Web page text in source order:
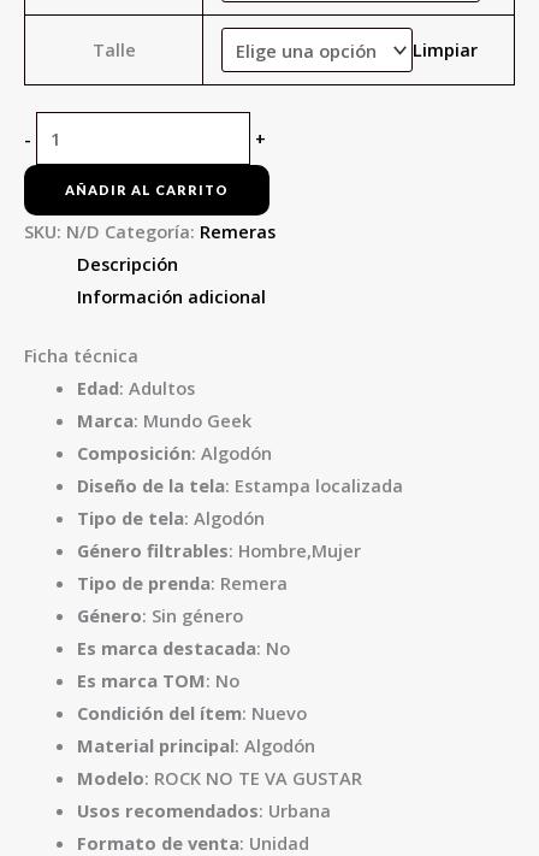
Talle Limpiar
- +
AÑADIR AL CARRITO
SKU: N/D Categoría: Remeras
Descripción
Información adicional
Ficha técnica
Edad: Adultos
Marca: Mundo Geek
Composición: Algodón
Diseño de la tela: Estampa localizada
Tipo de tela: Algodón
Género filtrables: Hombre,Mujer
Tipo de prenda: Remera
Género: Sin género
Es marca destacada: No
Es marca TOM: No
Condición del ítem: Nuevo
Material principal: Algodón
Modelo: ROCK NO TE VA GUSTAR
Usos recomendados: Urbana
Formato de venta: Unidad